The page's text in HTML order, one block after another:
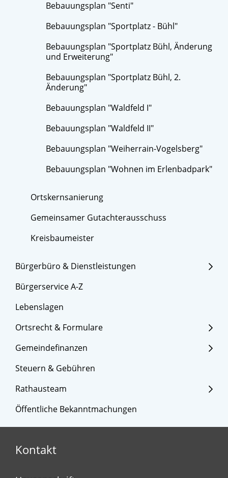
Bebauungsplan "Senti"
Bebauungsplan "Sportplatz - Bühl"
Bebauungsplan "Sportplatz Bühl, Änderung
und Erweiterung"
Bebauungsplan "Sportplatz Bühl, 2.
Änderung"
Bebauungsplan "Waldfeld I"
Bebauungsplan "Waldfeld II"
Bebauungsplan "Weiherrain-Vogelsberg"
Bebauungsplan "Wohnen im Erlenbadpark"
Ortskernsanierung
Gemeinsamer Gutachterausschuss
Kreisbaumeister
Bürgerbüro & Dienstleistungen
Bürgerservice A-Z
Lebenslagen
Ortsrecht & Formulare
Gemeindefinanzen
Steuern & Gebühren
Rathausteam
Öffentliche Bekanntmachungen
Kontakt